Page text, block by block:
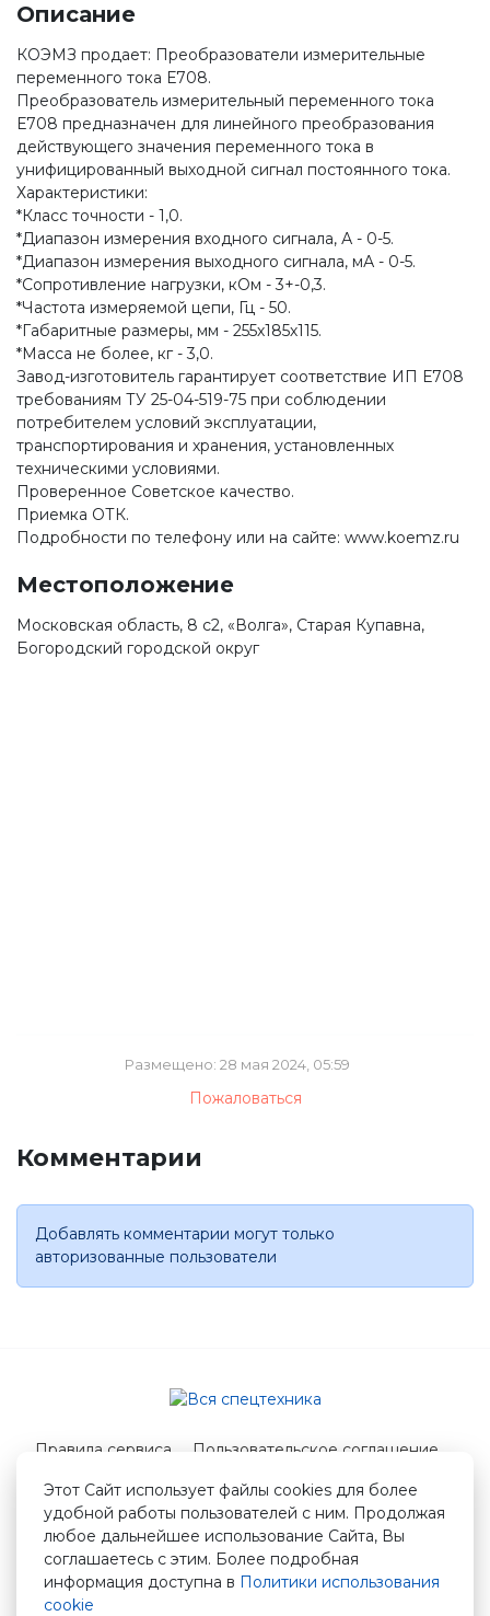
Описание
КОЭМЗ продает: Преобразователи измерительные
переменного тока Е708.
Преобразователь измерительный переменного тока
Е708 предназначен для линейного преобразования
действующего значения переменного тока в
унифицированный выходной сигнал постоянного тока.
Характеристики:
*Класс точности - 1,0.
*Диапазон измерения входного сигнала, А - 0-5.
*Диапазон измерения выходного сигнала, мА - 0-5.
*Сопротивление нагрузки, кОм - 3+-0,3.
*Частота измеряемой цепи, Гц - 50.
*Габаритные размеры, мм - 255х185х115.
*Масса не более, кг - 3,0.
Завод-изготовитель гарантирует соответствие ИП Е708
требованиям ТУ 25-04-519-75 при соблюдении
потребителем условий эксплуатации,
транспортирования и хранения, установленных
техническими условиями.
Проверенное Советское качество.
Приемка ОТК.
Подробности по телефону или на сайте: www.koemz.ru
Местоположение
Московская область, 8 с2, «Волга», Старая Купавна,
Богородский городской округ
Размещено: 28 мая 2024, 05:59
Пожаловаться
Комментарии
Добавлять комментарии могут только
авторизованные пользователи
Этот Сайт использует файлы cookies для более
удобной работы пользователей с ним. Продолжая
любое дальнейшее использование Сайта, Вы
соглашаетесь с этим. Более подробная
информация доступна в Политики использования
cookie
Правила сервиса
Пользовательское соглашение
© 2026 Вся спецтехника
info@vstshop.ru